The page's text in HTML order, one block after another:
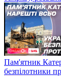
Пам'ятник
безпілотники